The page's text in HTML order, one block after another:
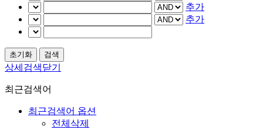
추가
추가
상세검색닫기
최근검색어
최근검색어 옵션
전체삭제